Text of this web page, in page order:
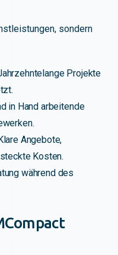
sondern
Projekte
in Hand arbeitende
Angebote,
Kosten.
während des